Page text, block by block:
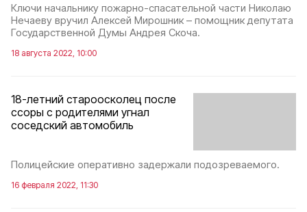
Ключи начальнику пожарно-спасательной части Николаю
Нечаеву вручил Алексей Мирошник – помощник депутата
Государственной Думы Андрея Скоча.
18 августа 2022, 10:00
18-летний староосколец после
ссоры с родителями угнал
соседский автомобиль
Полицейские оперативно задержали подозреваемого.
16 февраля 2022, 11:30